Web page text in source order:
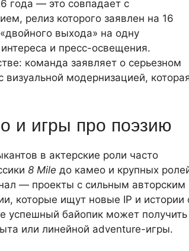
года — это совпадает с
релиз которого заявлен на 16
выхода» на одну
и пресс-освещения.
команда заявляет о серьезном
визуальной модернизацией,
и игры про поэзию
в актерские роли часто
8 Mile до камео и крупных
— проекты с сильным авторским
которые ищут новые IP и истории
успешный байопик может получить
или линейной adventure-игры.